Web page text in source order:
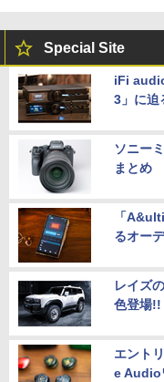
Special Site
iFi
3」に迫
ソニー
まとめ
「
るオー
レイズ
色登場!!
エント
e Audio